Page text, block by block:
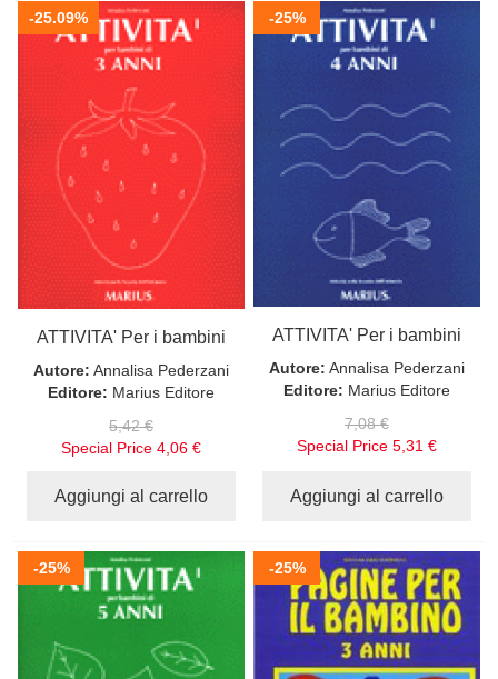
-25.09%
ATTIVITA' Per i bambini
Autore: Annalisa Pederzani
Editore: Marius Editore
5,42 €
Special Price 4,06 €
Aggiungi al carrello
-25%
ATTIVITA' Per i bambini
Autore: Annalisa Pederzani
Editore: Marius Editore
7,08 €
Special Price 5,31 €
Aggiungi al carrello
-25% -25%